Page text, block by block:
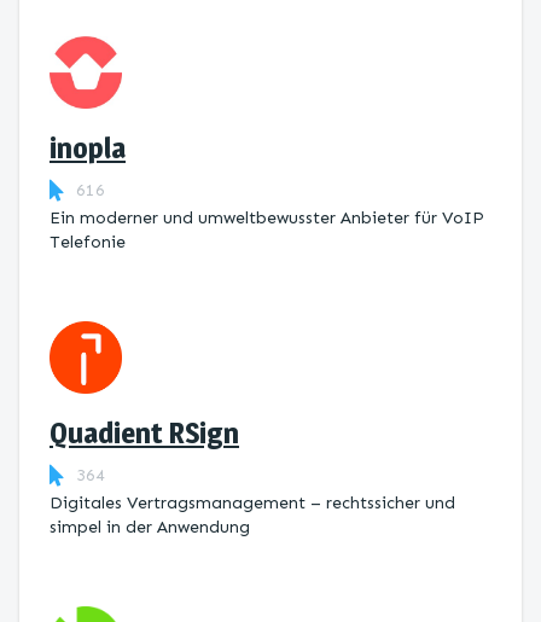
inopla
616
Ein moderner und umweltbewusster Anbieter für VoIP
Telefonie
Quadient RSign
364
Digitales Vertragsmanagement – rechtssicher und
simpel in der Anwendung